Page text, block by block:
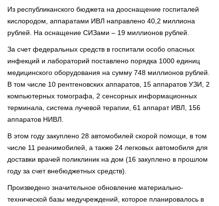
Из республиканского бюджета на дооснащение госпиталей
кислородом, аппаратами ИВЛ направлено 40,2 миллиона
рублей. На оснащение СИЗами – 19 миллионов рублей.
За счет федеральных средств в госпитали особо опасных
инфекций и лабораторий поставлено порядка 1000 единиц
медицинского оборудования на сумму 748 миллионов рублей.
В том числе 10 рентгеновских аппаратов, 15 аппаратов УЗИ, 2
компьютерных томографа, 2 сенсорных информационных
терминала, система лучевой терапии, 61 аппарат ИВЛ, 156
аппаратов НИВЛ.
В этом году закуплено 28 автомобилей скорой помощи, в том
числе 11 реанимобилей, а также 24 легковых автомобиля для
доставки врачей поликлиник на дом (16 закуплено в прошлом
году за счет внебюджетных средств).
Произведено значительное обновление материально-
технической базы медучреждений, которое планировалось в